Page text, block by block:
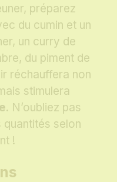
préparez
du cumin et un
un curry de
du piment de
réchauffera non
stimulera
. N’oubliez pas
quantités selon
!